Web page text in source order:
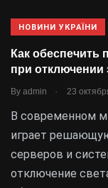
НОВИНИ УКРАЇНИ
Как обеспечить
при отключении
By admin . 23
В современном
играет
серверов и
отключение